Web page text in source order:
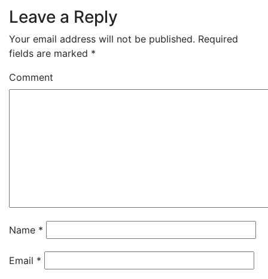
Leave a Reply
Your email address will not be published. Required
fields are marked *
Comment
Name *
Email *